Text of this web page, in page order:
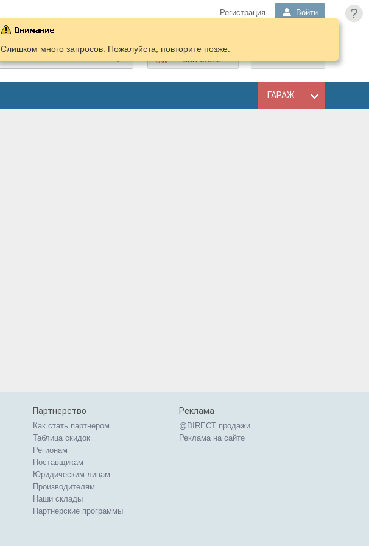
?
Регистрация Войти
ПОДОБРАТЬ
ЗАПЧАСТИ
ГАРАЖ
Слишком много запросов. Пожалуйста, повторите позже.
Партнерство
Как стать партнером
Таблица скидок
Регионам
Поставщикам
Юридическим лицам
Производителям
Наши склады
Партнерские программы
Реклама
@DIRECT продажи
Реклама на сайте